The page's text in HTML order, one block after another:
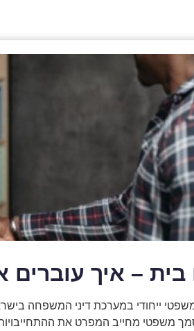
– איך עוברים
ייחודי במערכת דיני המשפחה
מחייב המפרט את ההתחייבויות